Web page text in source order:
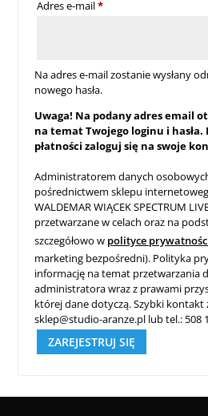
Adres e-mail*Wymagane
Na adres e-mail zostanie wysłany
nowego hasła.
Uwaga! Na podany adres email
na temat Twojego loginu i hasła.
płatności zaloguj się na swoje
Administratorem danych
pośrednictwem sklepu
WALDEMAR WIĄCEK SPECTRUM
przetwarzane w celach oraz na
szczegółowo w polityce
marketing bezpośredni). Polityka
informację na temat przetwarzania
administratora wraz z prawami
której dane dotyczą. Szybki
sklep@studio-aranze.pl lub tel.: 508
ZAREJESTRUJ SIĘ